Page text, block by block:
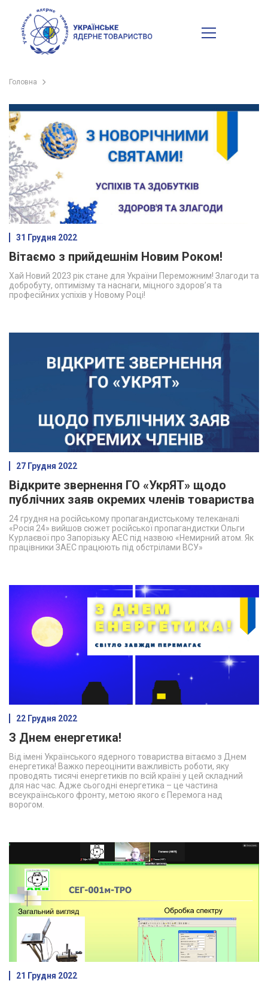
Головна
31 Грудня 2022
Вітаємо з прийдешнім Новим Роком!
Хай Новий 2023 рік стане для України Переможним! Злагоди та
добробуту, оптимізму та наснаги, міцного здоров’я та
професійних успіхів у Новому Році!
27 Грудня 2022
Відкрите звернення ГО «УкрЯТ» щодо
публічних заяв окремих членів товариства
24 грудня на російському пропагандистському телеканалі
«Росія 24» вийшов сюжет російської пропагандистки Ольги
Курлаєвої про Запорізьку АЕС під назвою «Немирний атом. Як
працівники ЗАЕС працюють під обстрілами ВСУ»
22 Грудня 2022
З Днем енергетика!
Від імені Українського ядерного товариства вітаємо з Днем
енергетика! Важко переоцінити важливість роботи, яку
проводять тисячі енергетиків по всій країні у цей складний
для нас час. Адже сьогодні енергетика – це частина
всеукраїнського фронту, метою якого є Перемога над
ворогом.
21 Грудня 2022